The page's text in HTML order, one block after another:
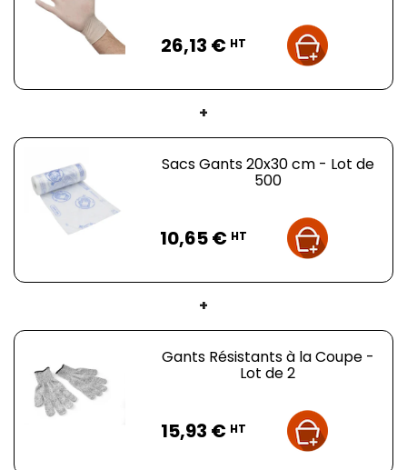
26,13 € HT
+
Sacs Gants 20x30 cm - Lot de
500
10,65 € HT
+
Gants Résistants à la Coupe -
Lot de 2
15,93 € HT